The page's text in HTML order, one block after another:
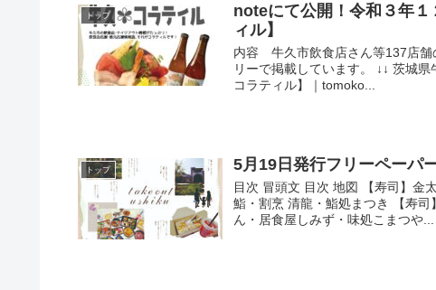
トップ
noteにて公開！令和３年
ィル】
内容 牛久市飲食店さん等137店
リーで掲載しています。 ↓↓ 茨城
コラティル】｜tomoko...
トップ 5月19日発行フリーペーパ
目次 冒頭文 目次 地図 【寿司】金
鮨・割烹 清龍・鮨処まつき 【寿
ん・居食屋しみず・味処こまつや...